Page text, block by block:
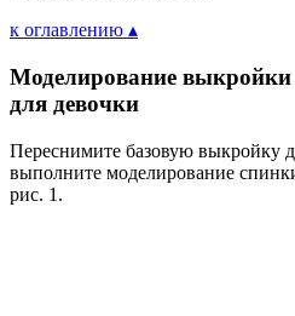
к оглавлению ▴
Моделирование выкройки
для девочки
Переснимите базовую выкройку
выполните моделирование
рис. 1.